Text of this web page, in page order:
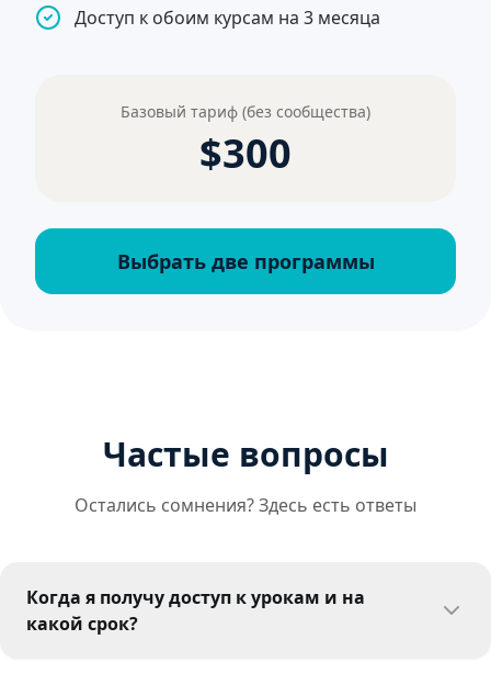
Доступ к обоим курсам на 3 месяца
Базовый тариф (без сообщества)
$300
Выбрать две программы
Частые вопросы
Остались сомнения? Здесь есть ответы
Когда я получу доступ к урокам и на
какой срок?